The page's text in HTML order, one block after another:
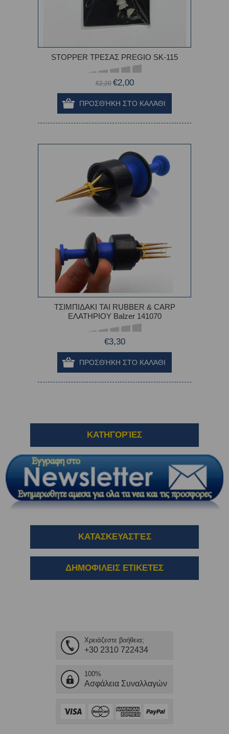
STOPPER ΤΡΕΣΑΣ PREGIO SK-115
€2,20 €2,00
ΤΣΙΜΠΙΔΑΚΙ TAI RUBBER & CARP
ΕΛΑΤΗΡΙΟΥ Balzer 141070
€3,30
ΚΑΤΗΓΟΡΊΕΣ
ΚΑΤΑΣΚΕΥΑΣΤΈΣ
ΔΗΜΟΦΙΛΕΙΣ ΕΤΙΚΕΤΕΣ
Χρειάζεστε βοήθεια;
+30 2310 722434
100%
Ασφάλεια Συναλλαγών